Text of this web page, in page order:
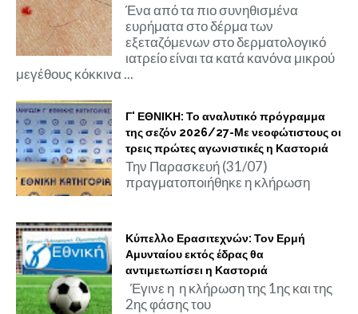
Ένα από τα πιο συνηθισμένα
ευρήματα στο δέρμα των
εξεταζόμενων στο δερματολογικό
ιατρείο είναι τα κατά κανόνα μικρού
μεγέθους κόκκινα ...
Γ' ΕΘΝΙΚΗ: Το αναλυτικό πρόγραμμα
της σεζόν 2026/27-Με νεοφώτιστους οι
τρεις πρώτες αγωνιστικές η Καστοριά
Την Παρασκευή (31/07)
πραγματοποιήθηκε η κλήρωση
Κύπελλο Ερασιτεχνών: Τον Ερμή
Αμυνταίου εκτός έδρας θα
αντιμετωπίσει η Καστοριά
Έγινε η η κλήρωση της 1ης και της
2ης φάσης του